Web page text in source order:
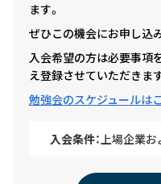
ます。
ぜひこの機会にお申し込
入会希望の方は必要事項
え登録させていただきます
勉強会のスケジュールは
入会条件：上場企業お